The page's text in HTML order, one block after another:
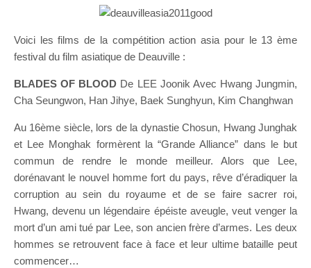
Voici les films de la compétition action asia pour le 13 ème
festival du film asiatique de Deauville :
BLADES OF BLOOD De LEE Joonik Avec Hwang Jungmin,
Cha Seungwon, Han Jihye, Baek Sunghyun, Kim Changhwan
Au 16ème siècle, lors de la dynastie Chosun, Hwang Junghak
et Lee Monghak formèrent la “Grande Alliance” dans le but
commun de rendre le monde meilleur. Alors que Lee,
dorénavant le nouvel homme fort du pays, rêve d’éradiquer la
corruption au sein du royaume et de se faire sacrer roi,
Hwang, devenu un légendaire épéiste aveugle, veut venger la
mort d’un ami tué par Lee, son ancien frère d’armes. Les deux
hommes se retrouvent face à face et leur ultime bataille peut
commencer…